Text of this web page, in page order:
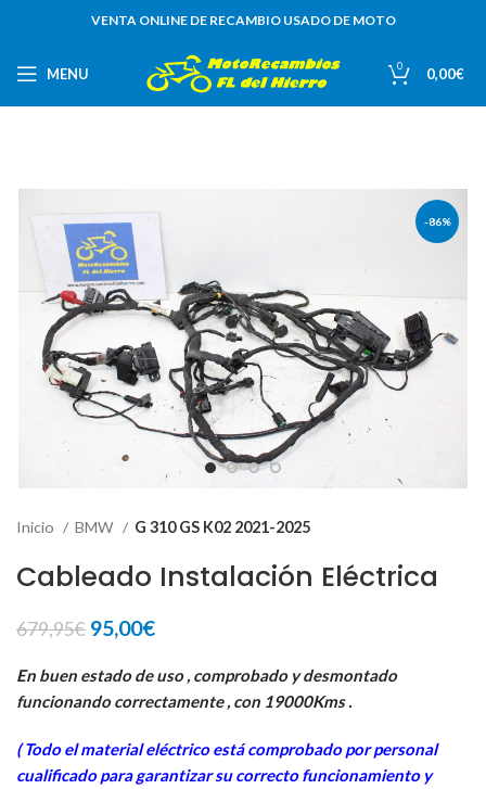
VENTA ONLINE DE RECAMBIO USADO DE MOTO
MENU 0 0,00€
-86%
Inicio BMW G 310 GS K02 2021-2025
Cableado Instalación Eléctrica
679,95€ El
original
era:
95,00€El
actual
es:
En buen estado de uso , comprobado y desmontado
funcionando correctamente , con 19000Kms .
( Todo el material eléctrico está comprobado por personal
cualificado para garantizar su correcto funcionamiento y